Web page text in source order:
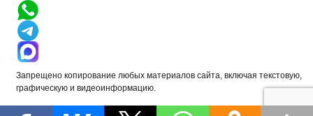
Запрещено копирование любых материалов сайта, включая текстовую,
графическую и видеоинформацию.